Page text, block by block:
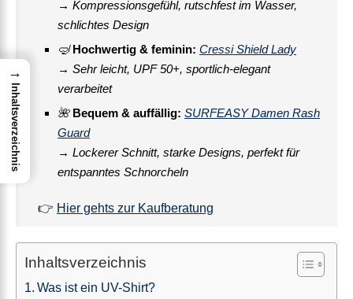
→ Kompressionsgefühl, rutschfest im Wasser,
schlichtes Design
🤿Hochwertig & feminin: Cressi Shield Lady
→ Sehr leicht, UPF 50+, sportlich-elegant
verarbeitet
🌺 Bequem & auffällig: SURFEASY Damen Rash
Guard
→ Lockerer Schnitt, starke Designs, perfekt für
entspanntes Schnorcheln
👉 Hier gehts zur Kaufberatung
Inhaltsverzeichnis
Was ist ein UV-Shirt?
→
Inhaltsverzeichnis